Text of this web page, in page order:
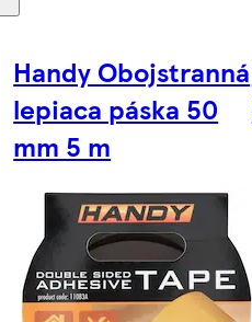
Handy Obojstranná
lepiaca páska 50
mm 5 m